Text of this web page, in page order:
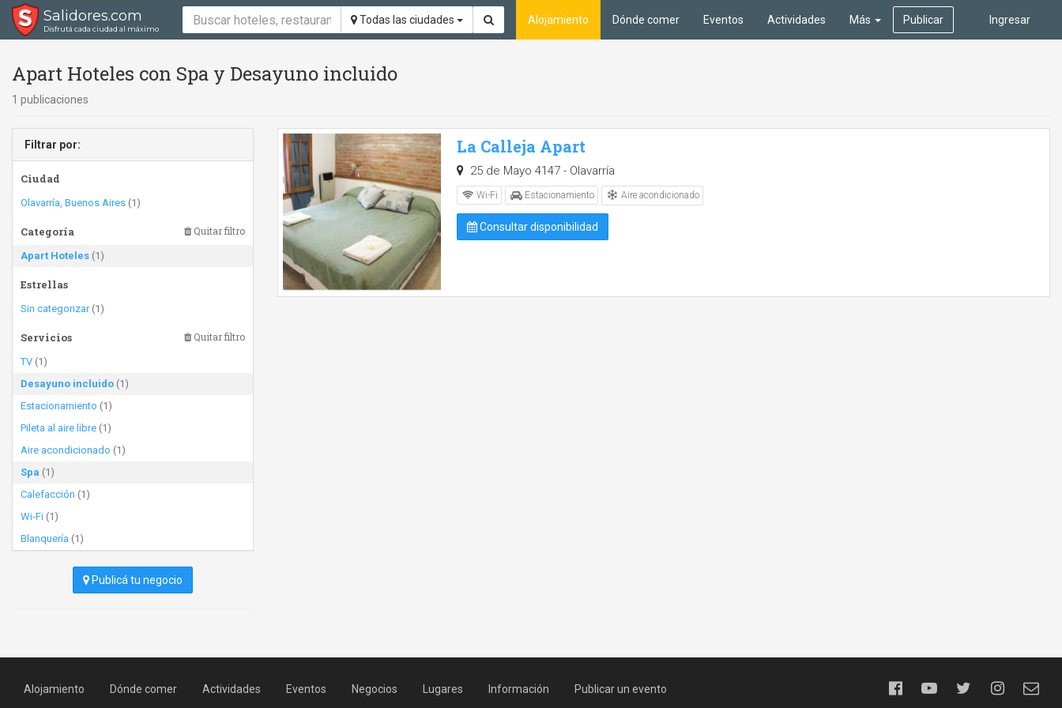
Salidores.com
Disfrutá cada ciudad al máximo
Todas las ciudades Ingresar
Alojamiento Dónde comer Eventos Actividades Más Publicar
Apart Hoteles con Spa y Desayuno incluido
1 publicaciones
Filtrar por:
Ciudad
Olavarría, Buenos Aires (1)
Categoría Quitar filtro
Apart Hoteles (1)
Estrellas
Sin categorizar(1)
Servicios Quitar filtro
TV (1)
Desayuno incluido (1)
Estacionamiento (1)
Pileta al aire libre (1)
Aire acondicionado (1)
Spa (1)
Calefacción (1)
Wi-Fi (1)
Blanquería (1)
Publicá tu negocio
La Calleja Apart
25 de Mayo 4147 - Olavarría
Wi-Fi Estacionamiento Aire acondicionado
Consultar disponibilidad
Alojamiento Dónde comer Actividades Eventos Negocios Lugares Información Publicar un evento